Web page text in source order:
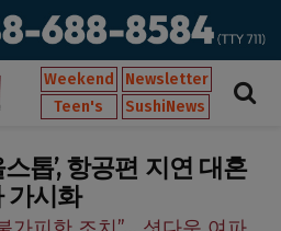
Weekend
Newsletter
Teen's
SushiNews
스톱’, 항공편 지연 대혼
가시화